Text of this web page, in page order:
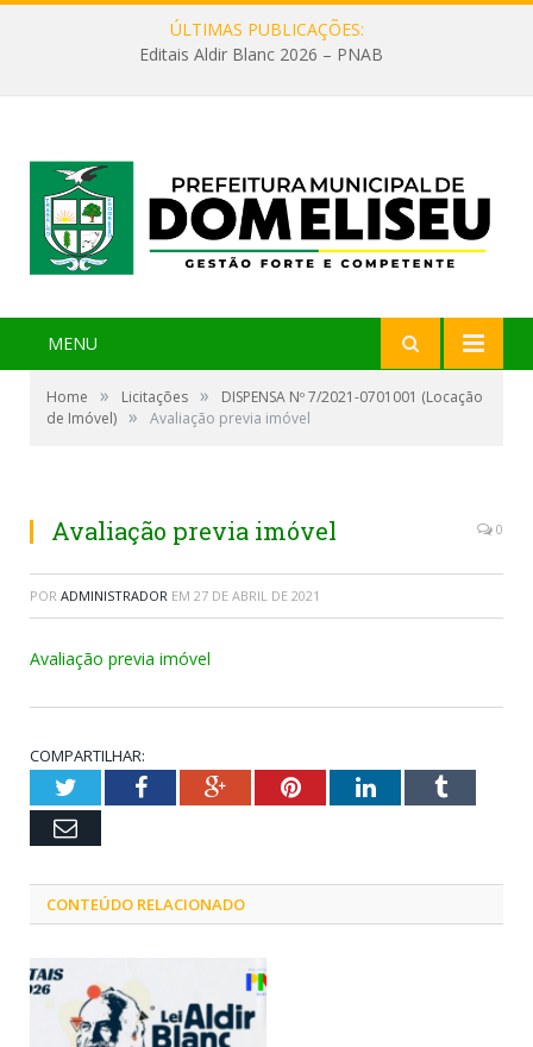
ÚLTIMAS PUBLICAÇÕES:
Editais Aldir Blanc 2026 – PNAB
MENU
Home » Licitações »
DISPENSA Nº 7/2021-0701001 (Locação
de Imóvel) » Avaliação previa imóvel
Avaliação previa imóvel 0
POR ADMINISTRADOR EM 27 DE ABRIL DE 2021
Avaliação previa imóvel
COMPARTILHAR:
TwitterFacebookGoogle+PinterestLinkedInTumblr
Email
CONTEÚDO RELACIONADO